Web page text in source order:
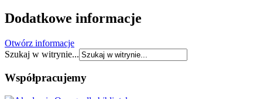
Dodatkowe informacje
Otwórz informacje
Szukaj w witrynie...
Współpracujemy